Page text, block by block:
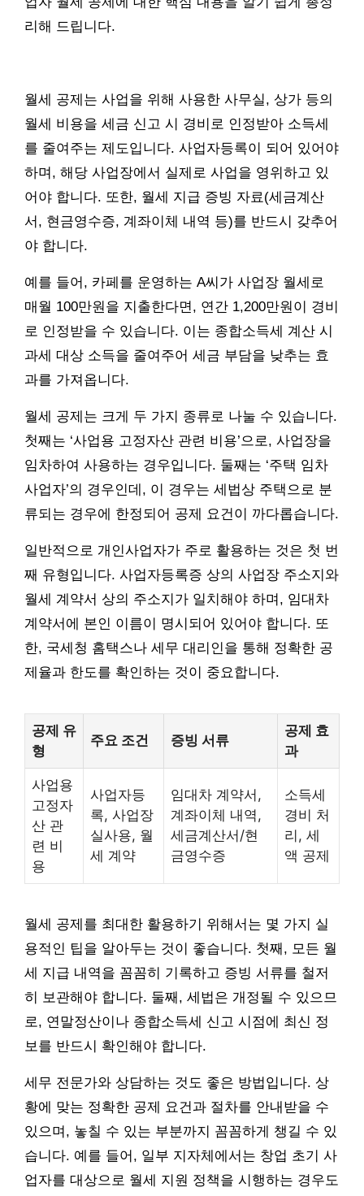
리해 드립니다.
월세 공제는 사업을 위해 사용한 사무실, 상가 등의
월세 비용을 세금 신고 시 경비로 인정받아 소득세
를 줄여주는 제도입니다. 사업자등록이 되어 있어야
하며, 해당 사업장에서 실제로 사업을 영위하고 있
어야 합니다. 또한, 월세 지급 증빙 자료(세금계산
서, 현금영수증, 계좌이체 내역 등)를 반드시 갖추어
야 합니다.
예를 들어, 카페를 운영하는 A씨가 사업장 월세로
매월 100만원을 지출한다면, 연간 1,200만원이 경비
로 인정받을 수 있습니다. 이는 종합소득세 계산 시
과세 대상 소득을 줄여주어 세금 부담을 낮추는 효
과를 가져옵니다.
월세 공제는 크게 두 가지 종류로 나눌 수 있습니다.
첫째는 ‘사업용 고정자산 관련 비용’으로, 사업장을
임차하여 사용하는 경우입니다. 둘째는 ‘주택 임차
사업자’의 경우인데, 이 경우는 세법상 주택으로 분
류되는 경우에 한정되어 공제 요건이 까다롭습니다.
일반적으로 개인사업자가 주로 활용하는 것은 첫 번
째 유형입니다. 사업자등록증 상의 사업장 주소지와
월세 계약서 상의 주소지가 일치해야 하며, 임대차
계약서에 본인 이름이 명시되어 있어야 합니다. 또
한, 국세청 홈택스나 세무 대리인을 통해 정확한 공
제율과 한도를 확인하는 것이 중요합니다.
공제 유
형
주요 조건 증빙 서류
공제 효
과
사업용
고정자
산 관
련 비
용
사업자등
록, 사업장
실사용, 월
세 계약
임대차 계약서,
계좌이체 내역,
세금계산서/현
금영수증
소득세
경비 처
리, 세
액 공제
월세 공제를 최대한 활용하기 위해서는 몇 가지 실
용적인 팁을 알아두는 것이 좋습니다. 첫째, 모든 월
세 지급 내역을 꼼꼼히 기록하고 증빙 서류를 철저
히 보관해야 합니다. 둘째, 세법은 개정될 수 있으므
로, 연말정산이나 종합소득세 신고 시점에 최신 정
보를 반드시 확인해야 합니다.
세무 전문가와 상담하는 것도 좋은 방법입니다. 상
황에 맞는 정확한 공제 요건과 절차를 안내받을 수
있으며, 놓칠 수 있는 부분까지 꼼꼼하게 챙길 수 있
습니다. 예를 들어, 일부 지자체에서는 창업 초기 사
업자를 대상으로 월세 지원 정책을 시행하는 경우도